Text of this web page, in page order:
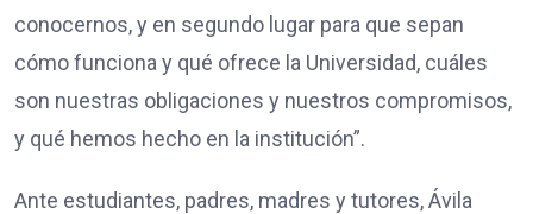
conocernos, y en segundo lugar para que sepan
cómo funciona y qué ofrece la Universidad, cuáles
son nuestras obligaciones y nuestros compromisos,
y qué hemos hecho en la institución”.
Ante estudiantes, padres, madres y tutores, Ávila